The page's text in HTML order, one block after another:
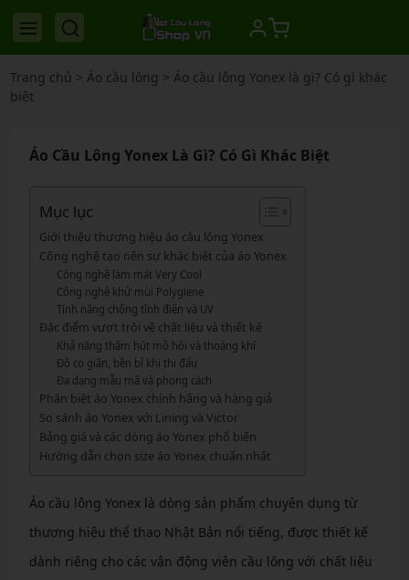
Trang chủ > Áo cầu lông > Áo cầu lông Yonex là gì? Có gì khác
biệt
Áo Cầu Lông Yonex Là Gì? Có Gì Khác Biệt
Mục lục
Giới thiệu thương hiệu áo cầu lông Yonex
Công nghệ tạo nên sự khác biệt của áo Yonex
Công nghệ làm mát Very Cool
Công nghệ khử mùi Polygiene
Tính năng chống tĩnh điện và UV
Đặc điểm vượt trội về chất liệu và thiết kế
Khả năng thấm hút mồ hôi và thoáng khí
Độ co giãn, bền bỉ khi thi đấu
Đa dạng mẫu mã và phong cách
Phân biệt áo Yonex chính hãng và hàng giả
So sánh áo Yonex với Lining và Victor
Bảng giá và các dòng áo Yonex phổ biến
Hướng dẫn chọn size áo Yonex chuẩn nhất
Áo cầu lông Yonex là dòng sản phẩm chuyên dụng từ
thương hiệu thể thao Nhật Bản nổi tiếng, được thiết kế
dành riêng cho các vận động viên cầu lông với chất liệu